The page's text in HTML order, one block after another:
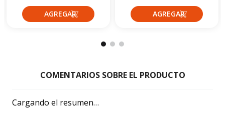
Cargando el resumen…